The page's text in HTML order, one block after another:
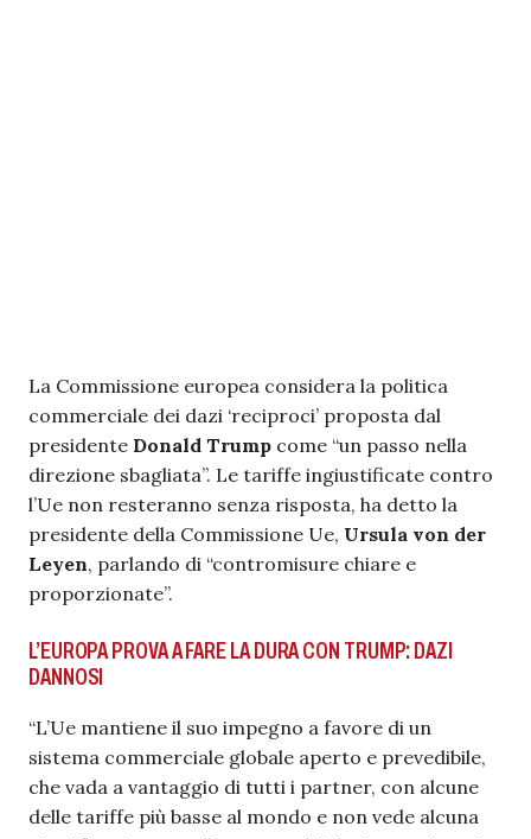
La Commissione europea considera la politica
commerciale dei dazi ‘reciproci’ proposta dal
presidente Donald Trump come “un passo nella
direzione sbagliata”. Le tariffe ingiustificate contro
l’Ue non resteranno senza risposta, ha detto la
presidente della Commissione Ue, Ursula von der
Leyen, parlando di “contromisure chiare e
proporzionate”.
L’EUROPA PROVA A FARE LA DURA CON TRUMP: DAZI
DANNOSI
“L’Ue mantiene il suo impegno a favore di un
sistema commerciale globale aperto e prevedibile,
che vada a vantaggio di tutti i partner, con alcune
delle tariffe più basse al mondo e non vede alcuna